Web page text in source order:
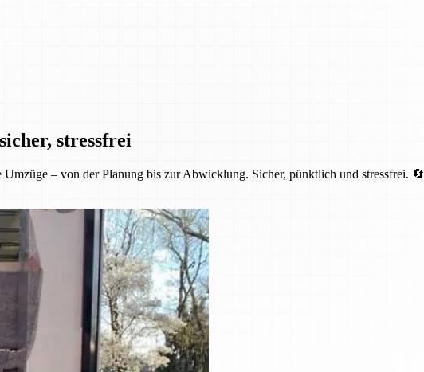
stressfrei
– von der Planung bis zur Abwicklung. Sicher, pünktlich und stressfrei. 🔄